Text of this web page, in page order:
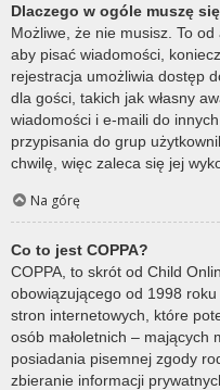
Dlaczego w ogóle muszę
Możliwe, że nie musisz. To
aby pisać wiadomości,
rejestracja umożliwia dostęp
dla gości, takich jak własny
wiadomości i e-maili do
przypisania do grup
chwilę, więc zaleca się jej
Na górę
Co to jest COPPA?
COPPA, to skrót od Child
obowiązującego od 1998 roku
stron internetowych, które
osób małoletnich – mających
posiadania pisemnej zgody
zbieranie informacji